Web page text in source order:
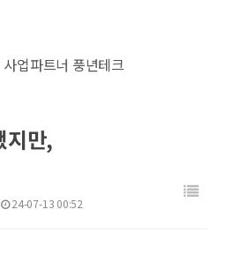
업파트너 풍년테크
지만,
24-07-13 00:52